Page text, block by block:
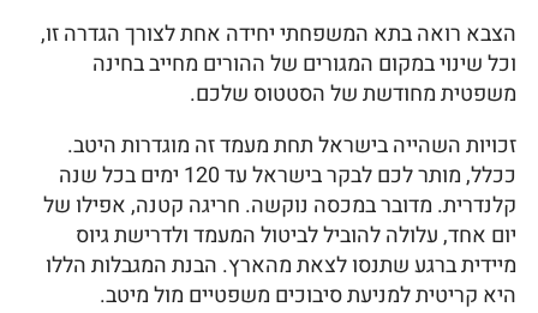
הצבא רואה בתא המשפחתי יחידה אחת לצורך הגדרה זו,
וכל שינוי במקום המגורים של ההורים מחייב בחינה
משפטית מחודשת של הסטטוס שלכם.
זכויות השהייה בישראל תחת מעמד זה מוגדרות היטב.
ככלל, מותר לכם לבקר בישראל עד 120 ימים בכל שנה
קלנדרית. מדובר במכסה נוקשה. חריגה קטנה, אפילו של
יום אחד, עלולה להוביל לביטול המעמד ולדרישת גיוס
מיידית ברגע שתנסו לצאת מהארץ. הבנת המגבלות הללו
היא קריטית למניעת סיבוכים משפטיים מול מיטב.